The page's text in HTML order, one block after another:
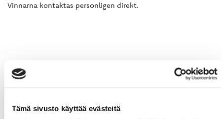
Tämä sivusto käyttää evästeitä
Vinnarna kontaktas personligen direkt.